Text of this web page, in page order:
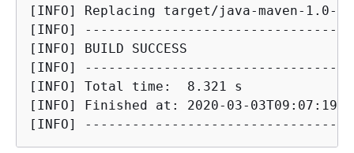
[INFO] Replacing target/java-maven-1.0-
[INFO]
[INFO] BUILD SUCCESS
[INFO]
[INFO] Total time:  8.321 s
[INFO] Finished at: 2020-03-03T09:07:19Z
[INFO]